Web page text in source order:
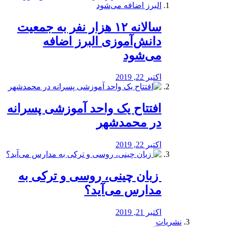
️سالانه ۱۲ هزار نفر به جمعیت
دانش‌آموزی البرز اضافه
می‌شود
اکتبر 22, 2019
افتتاح یک واحد آموزشی پسرانه
در محمدشهر
اکتبر 22, 2019
️ زبان چینی، روسی و ترکی به
مدارس می‌آید؟
اکتبر 21, 2019
نشریات